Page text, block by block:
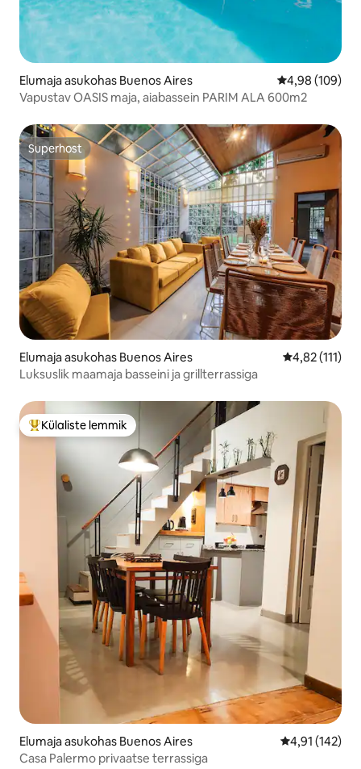
Elumaja asukohas Buenos Aires Keskmine
4,98 (109)
Vapustav OASIS maja, aiabassein PARIM ALA 600m2
Superhost
Superhost
Elumaja asukohas Buenos Aires Keskmine
4,82 (111)
Luksuslik maamaja basseini ja grillterrassiga
Külaliste suur lemmik
Külaliste lemmik
Elumaja asukohas Buenos Aires Keskmine
4,91 (142)
Casa Palermo privaatse terrassiga